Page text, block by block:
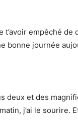
t’avoir empêché
bonne journée
deux et des
j’ai le sourire.